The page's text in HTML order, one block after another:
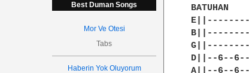
Best Duman Songs
Mor Ve Otesi
Tabs
Haberin Yok Oluyorum